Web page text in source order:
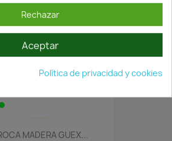
MADERA GUEX...
Rechazar
Aceptar
Política de privacidad y cookies